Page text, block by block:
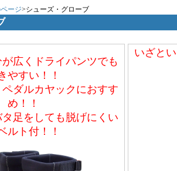
ージ>シューズ・グローブ
広くドライパンツでも
やすい！！
ダルカヤックにおすす
め！！
足をしても脱げにくい
ルト付！！
いざと